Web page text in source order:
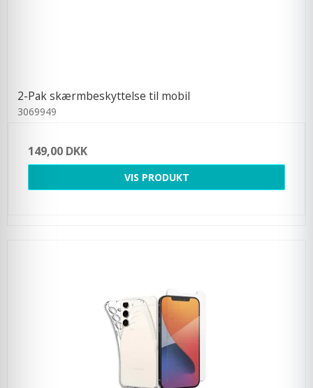
2-Pak skærmbeskyttelse til mobil
3069949
149,00 DKK
VIS PRODUKT